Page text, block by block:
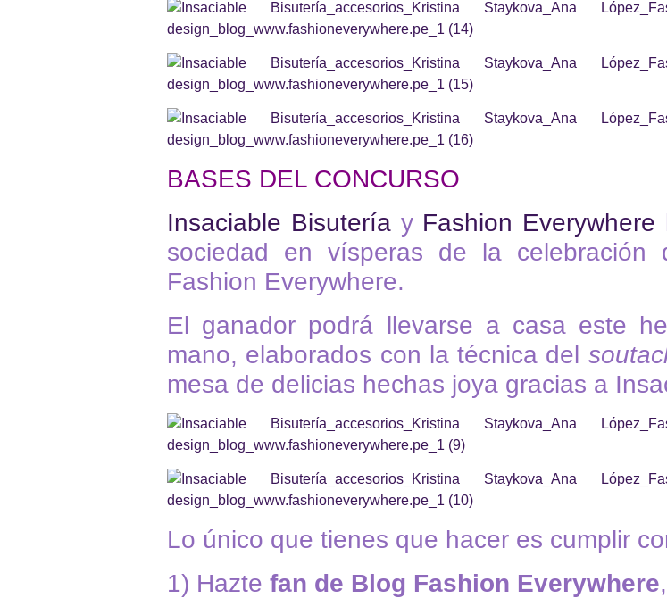
BASES DEL CONCURSO
Insaciable Bisuteríay Fashion Everywhere
sociedad en vísperas de la
Fashion Everywhere.
El ganador podrá llevarse a casa este
mano, elaborados con la técnica del
mesa de delicias hechas joya gracias a
Lo único que tienes que hacer es cumplir
1) Hazte fan de Blog Fashion Everywhere